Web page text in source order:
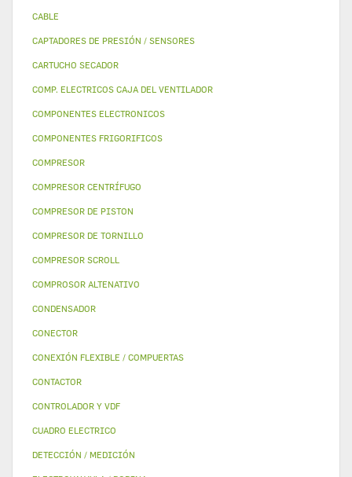
CABLE
CAPTADORES DE PRESIÓN / SENSORES
CARTUCHO SECADOR
COMP. ELECTRICOS CAJA DEL VENTILADOR
COMPONENTES ELECTRONICOS
COMPONENTES FRIGORIFICOS
COMPRESOR
COMPRESOR CENTRÍFUGO
COMPRESOR DE PISTON
COMPRESOR DE TORNILLO
COMPRESOR SCROLL
COMPROSOR ALTENATIVO
CONDENSADOR
CONECTOR
CONEXIÓN FLEXIBLE / COMPUERTAS
CONTACTOR
CONTROLADOR Y VDF
CUADRO ELECTRICO
DETECCIÓN / MEDICIÓN